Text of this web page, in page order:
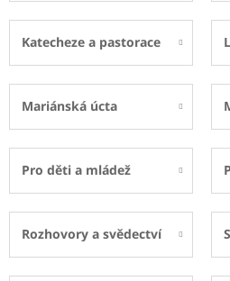
Katecheze a pastorace
Mariánská úcta
Pro děti a mládež
Rozhovory a svědectví